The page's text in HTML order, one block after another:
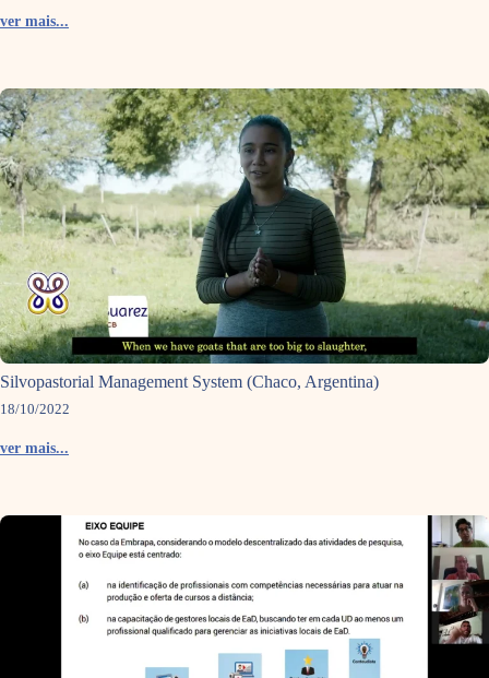
ver mais...
Silvopastorial Management System (Chaco, Argentina)
18/10/2022
ver mais...